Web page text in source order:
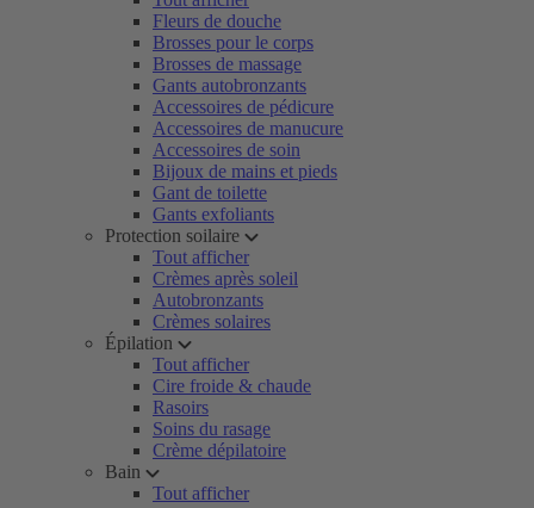
Fleurs de douche
Brosses pour le corps
Brosses de massage
Gants autobronzants
Accessoires de pédicure
Accessoires de manucure
Accessoires de soin
Bijoux de mains et pieds
Gant de toilette
Gants exfoliants
Protection soilaire
Tout afficher
Crèmes après soleil
Autobronzants
Crèmes solaires
Épilation
Tout afficher
Cire froide & chaude
Rasoirs
Soins du rasage
Crème dépilatoire
Bain
Tout afficher